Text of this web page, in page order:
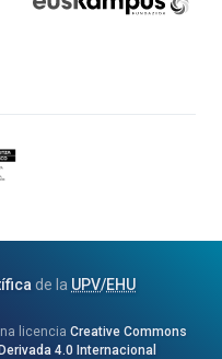
de la UPV/EHU
licencia Creative Commons
4.0 Internacional